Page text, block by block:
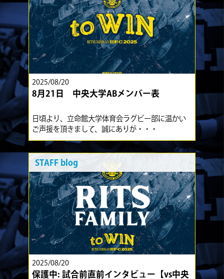
2025/08/20
8月21日 中央大学ABメンバー表
日頃より、立命館大学体育会ラグビー部に温かい
ご声援を頂きまして、誠にありが・・・
STAFF blog
2025/08/20
保護中: 試合前直前インタビュー【vs中央